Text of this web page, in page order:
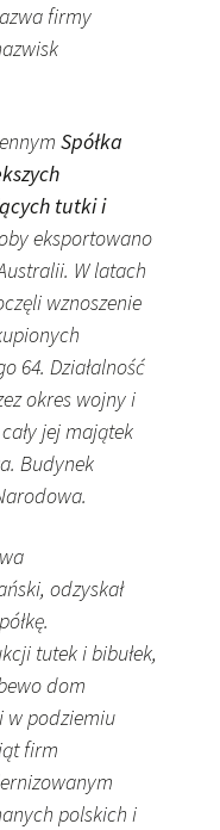
firmy
Spółka
tutki i
eksportowano
W latach
wznoszenie
64. Działalność
okres wojny i
jej majątek
Budynek
odzyskał
tutek i bibułek,
dom
w podziemiu
firm
polskich i